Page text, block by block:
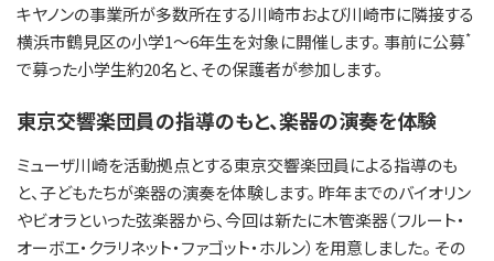
キヤノンの事業所が多数所在する川崎市および川崎市に隣接する
横浜市鶴見区の小学1～6年生を対象に開催します。 事前に公募*
で募った小学生約20名と、その保護者が参加します。
東京交響楽団員の指導のもと、楽器の演奏を体験
ミューザ川崎を活動拠点とする東京交響楽団員による指導のも
と、子どもたちが楽器の演奏を体験します。 昨年までのバイオリン
やビオラといった弦楽器から、今回は新たに木管楽器（フルート・
オーボエ・クラリネット・ファゴット・ホルン）を用意しました。 その